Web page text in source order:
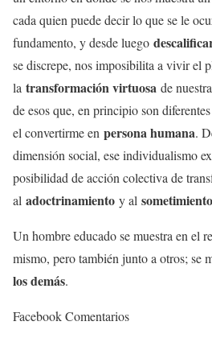
cada quien puede decir lo que se le
fundamento, y desde luego
se discrepe, nos imposibilita a vivir el
la transformación virtuosa de
de esos que, en principio son
el convertirme en persona humana.
dimensión social, ese individualismo
posibilidad de acción colectiva de
al adoctrinamiento y al sometimiento
Un hombre educado se muestra en el
mismo, pero también junto a otros; se
los demás.
Facebook Comentarios